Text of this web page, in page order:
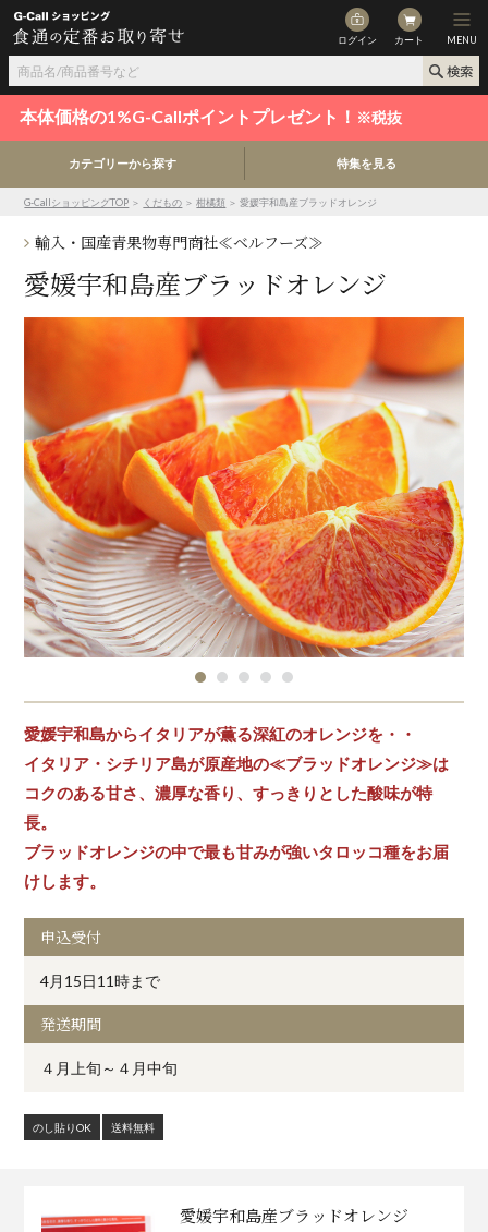
ログイン カート MENU
本体価格の1%G-Callポイントプレゼント！ ※税抜
カテゴリーから探す 特集を見る
G-CallショッピングTOP ＞ くだもの ＞柑橘類 ＞ 愛媛宇和島産ブラッドオレンジ
輸入・国産青果物専門商社≪ベルフーズ≫
愛媛宇和島産ブラッドオレンジ
愛媛宇和島からイタリアが薫る深紅のオレンジを・・
イタリア・シチリア島が原産地の≪ブラッドオレンジ≫は
コクのある甘さ、濃厚な香り、すっきりとした酸味が特
長。
ブラッドオレンジの中で最も甘みが強いタロッコ種をお届
けします。
申込受付
4月15日11時まで
発送期間
４月上旬～４月中旬
のし貼りOK 送料無料
愛媛宇和島産ブラッドオレンジ